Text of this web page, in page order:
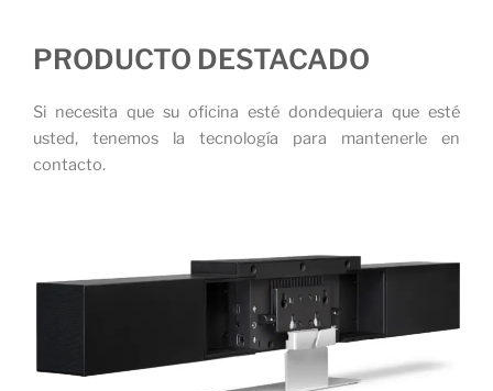
PRODUCTO DESTACADO
Si necesita que su oficina esté dondequiera que esté
usted, tenemos la tecnología para mantenerle en
contacto.